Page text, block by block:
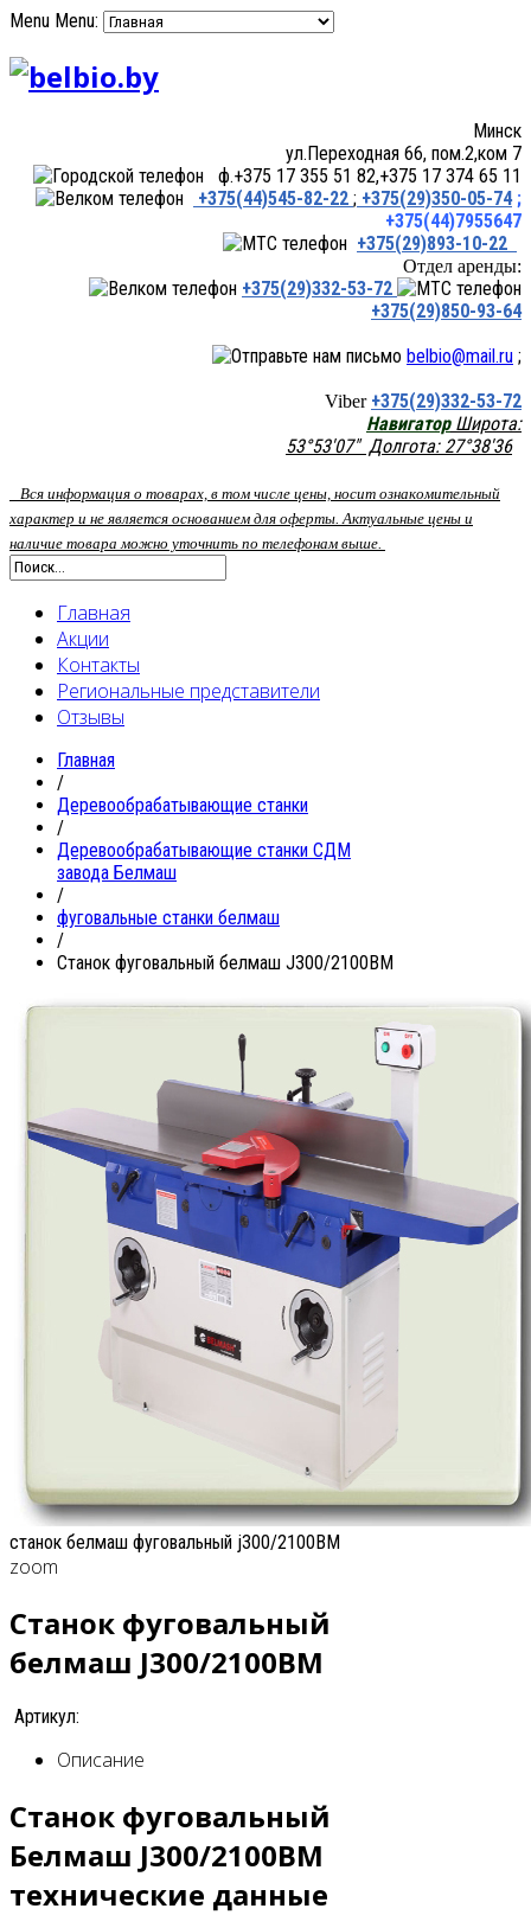
Menu Menu:
Минск
ул.Переходная 66, пом.2,ком 7
ф.+375 17 355 51 82,+375 17 374 65 11
+375(44)545-82-22 ; +375(29)350-05-74 ;
+375(44)7955647
+375(29)893-10-22
Отдел аренды:
+375(29)332-53-72
+375(29)850-93-64
belbio@mail.ru ;
Viber +375(29)332-53-72
НавигаторШирота:
53°53'07" Долгота: 27°38'36
Вся информация о товарах, в том числе цены, носит ознакомительный
характер и не является основанием для оферты. Актуальные цены и
наличие товара можно уточнить по телефонам выше.
Главная
Акции
Контакты
Региональные представители
Отзывы
Главная
/
Деревообрабатывающие станки
/
Деревообрабатывающие станки СДМ
завода Белмаш
/
фуговальные станки белмаш
/
Станок фуговальный белмаш J300/2100BM
станок белмаш фуговальный j300/2100BM
zoom
Станок фуговальный
белмаш J300/2100BM
Артикул:
Описание
Станок фуговальный
Белмаш J300/2100BM
технические данные